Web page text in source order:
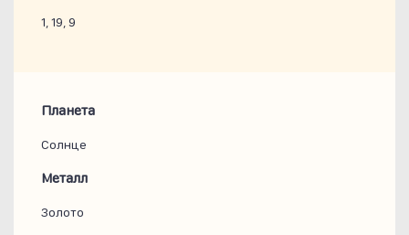
1, 19, 9
Планета
Солнце
Металл
Золото